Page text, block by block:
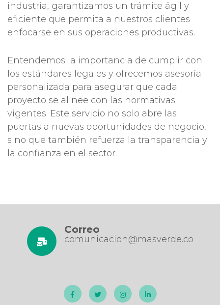
industria, garantizamos un trámite ágil y
eficiente que permita a nuestros clientes
enfocarse en sus operaciones productivas.
Entendemos la importancia de cumplir con
los estándares legales y ofrecemos asesoría
personalizada para asegurar que cada
proyecto se alinee con las normativas
vigentes. Este servicio no solo abre las
puertas a nuevas oportunidades de negocio,
sino que también refuerza la transparencia y
la confianza en el sector.
Correo
comunicacion@masverde.co